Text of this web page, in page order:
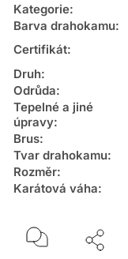
Kategorie:
Barva drahokamu:
Certifikát:
Druh:
Odrůda:
Tepelné a jiné
úpravy:
Brus:
Tvar drahokamu:
Rozměr:
Karátová váha: